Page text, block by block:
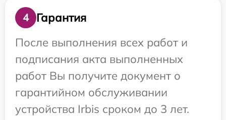
4
Гарантия
После выполнения всех работ и
подписания акта выполненных
работ Вы получите документ о
гарантийном обслуживании
устройства Irbis сроком до 3 лет.